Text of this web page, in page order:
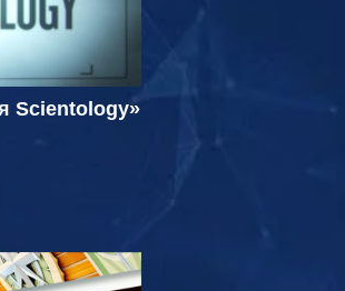
Scientology»